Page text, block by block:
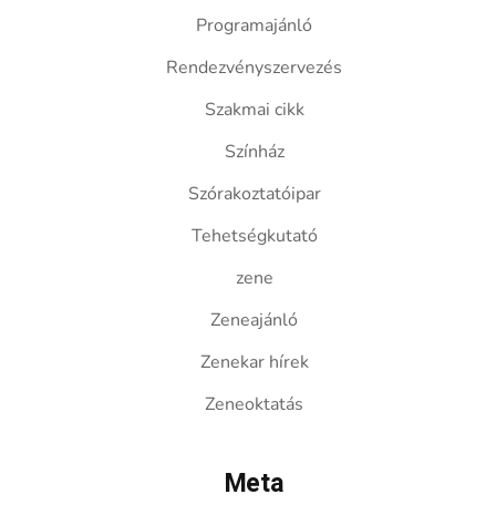
Programajánló
Rendezvényszervezés
Szakmai cikk
Színház
Szórakoztatóipar
Tehetségkutató
zene
Zeneajánló
Zenekar hírek
Zeneoktatás
Meta